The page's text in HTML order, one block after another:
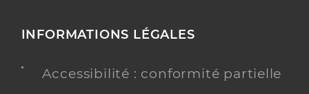
INFORMATIONS LÉGALES
Accessibilité : conformité partielle